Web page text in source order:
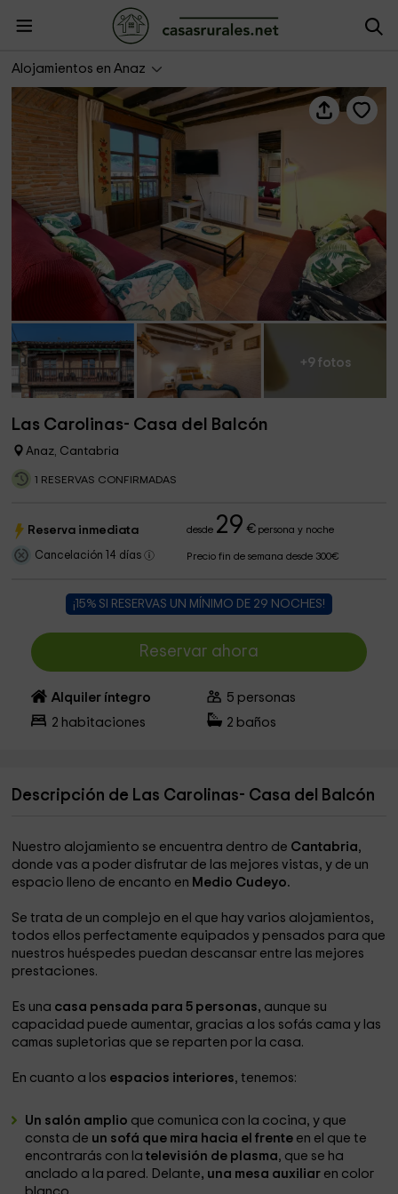
Alojamientos en Anaz
Las Carolinas- Casa del Balcón
+9 fotos
Las Carolinas- Casa del Balcón
Anaz, Cantabria
1 RESERVAS CONFIRMADAS
Reserva inmediata desde 29 €persona y noche
Cancelación 14 días Precio fin de semana desde 300€
¡15% SI RESERVAS UN MÍNIMO DE 29 NOCHES!
Reservar ahora
Alquiler íntegro 5 personas
2 habitaciones 2 baños
Descripción de Las Carolinas- Casa del Balcón
Nuestro alojamiento se encuentra dentro de Cantabria,
donde vas a poder disfrutar de las mejores vistas, y de un
espacio lleno de encanto en Medio Cudeyo.
Se trata de un complejo en el que hay varios alojamientos,
todos ellos perfectamente equipados y pensados para que
nuestros huéspedes puedan descansar entre las mejores
prestaciones.
Es una casa pensada para 5 personas, aunque su
capacidad puede aumentar, gracias a los sofás cama y las
camas supletorias que se reparten por la casa.
En cuanto a los espacios interiores, tenemos:
Un salón amplio que comunica con la cocina, y que
consta de un sofá que mira hacia el frente en el que te
encontrarás con la televisión de plasma, que se ha
anclado a la pared. Delante, una mesa auxiliar en color